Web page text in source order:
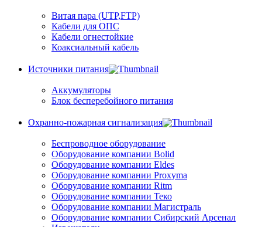
Витая пара (UTP,FTP)
Кабели для ОПС
Кабели огнестойкие
Коаксиальный кабель
Источники питания
Аккумуляторы
Блок бесперебойного питания
Охранно-пожарная сигнализация
Беспроводное оборудование
Оборудование компании Bolid
Оборудование компании Eldes
Оборудование компании Proxyma
Оборудование компании Ritm
Оборудование компании Теко
Оборудование компании Магистраль
Оборудование компании Сибирский Арсенал